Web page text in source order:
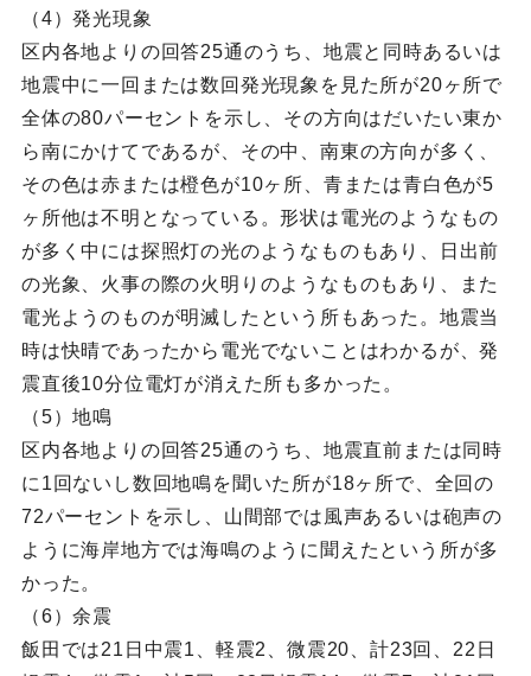
（4）発光現象
区内各地よりの回答25通のうち、地震と同時あるいは
地震中に一回または数回発光現象を見た所が20ヶ所で
全体の80パーセントを示し、その方向はだいたい東か
ら南にかけてであるが、その中、南東の方向が多く、
その色は赤または橙色が10ヶ所、青または青白色が5
ヶ所他は不明となっている。形状は電光のようなもの
が多く中には探照灯の光のようなものもあり、日出前
の光象、火事の際の火明りのようなものもあり、また
電光ようのものが明滅したという所もあった。地震当
時は快晴であったから電光でないことはわかるが、発
震直後10分位電灯が消えた所も多かった。
（5）地鳴
区内各地よりの回答25通のうち、地震直前または同時
に1回ないし数回地鳴を聞いた所が18ヶ所で、全回の
72パーセントを示し、山間部では風声あるいは砲声の
ように海岸地方では海鳴のように聞えたという所が多
かった。
（6）余震
飯田では21日中震1、軽震2、微震20、計23回、22日